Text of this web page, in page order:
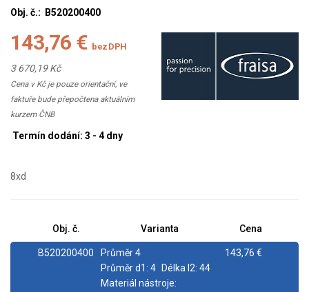
Obj. č.: B520200400
143,76 € bez DPH
3 670,19 Kč
Cena v Kč je pouze orientační, ve
faktuře bude přepočtena aktuálním
kurzem ČNB
Termín dodání: 3 - 4 dny
8xd
Obj. č. Varianta Cena
B520200400
Průměr 4
Průměr d1: 4 Délka l2: 44
Materiál nástroje:
143,76 €